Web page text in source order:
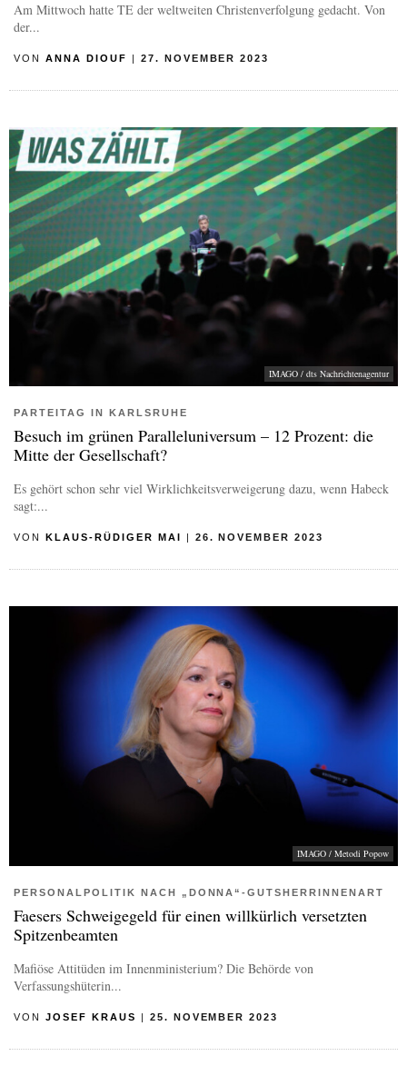
Am Mittwoch hatte TE der weltweiten Christenverfolgung gedacht. Von
der...
VON ANNA DIOUF | 27. NOVEMBER 2023
IMAGO / dts Nachrichtenagentur
PARTEITAG IN KARLSRUHE
Besuch im grünen Paralleluniversum – 12 Prozent: die
Mitte der Gesellschaft?
Es gehört schon sehr viel Wirklichkeitsverweigerung dazu, wenn Habeck
sagt:...
VON KLAUS-RÜDIGER MAI 26. NOVEMBER 2023
IMAGO / Metodi Popow
PERSONALPOLITIK NACH „DONNA“-GUTSHERRINNENART
Faesers Schweigegeld für einen willkürlich versetzten
Spitzenbeamten
Mafiöse Attitüden im Innenministerium? Die Behörde von
Verfassungshüterin...
VON JOSEF KRAUS | 25. NOVEMBER 2023